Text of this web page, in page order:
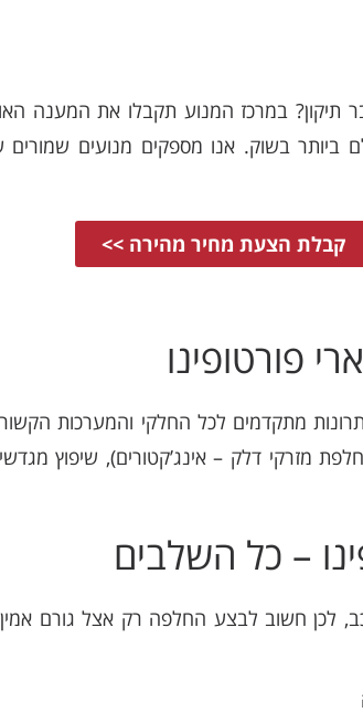
בר תיקון? במרכז המנוע תקבלו את המענה
בשוק. אנו מספקים מנועים שמורים
קבלת הצעת מחיר מהירה >>
פורטופינו
מתקדמים לכל החלקי והמערכות
מזרקי דלק – אינג’קטורים), שיפוץ
– כל השלבים
לכן חשוב לבצע החלפה רק אצל גורם